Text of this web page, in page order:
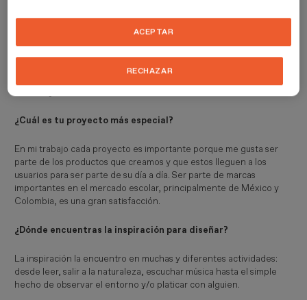
diseño de portadas de cuadernos y otros productos, material de
¿Cuál es tu proyecto más especial?
En mi trabajo cada proyecto es importante porque me gusta ser
parte de los productos que creamos y que estos lleguen a los
usuarios para ser parte de su día a día. Ser parte de marcas
importantes en el mercado escolar, principalmente de México y
Colombia, es una gran satisfacción.
¿Dónde encuentras la inspiración para diseñar?
La inspiración la encuentro en muchas y diferentes actividades:
desde leer, salir a la naturaleza, escuchar música hasta el simple
hecho de observar el entorno y/o platicar con alguien.
RECHAZAR
ACEPTAR